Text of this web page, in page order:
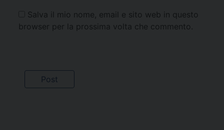
Salva il mio nome, email e sito web in questo
browser per la prossima volta che commento.